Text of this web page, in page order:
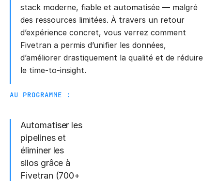
stack moderne, fiable et automatisée — malgré
des ressources limitées. À travers un retour
d’expérience concret, vous verrez comment
Fivetran a permis d’unifier les données,
d’améliorer drastiquement la qualité et de réduire
le time-to-insight.
AU PROGRAMME :
Automatiser les
pipelines et
éliminer les
silos grâce à
Fivetran (700+